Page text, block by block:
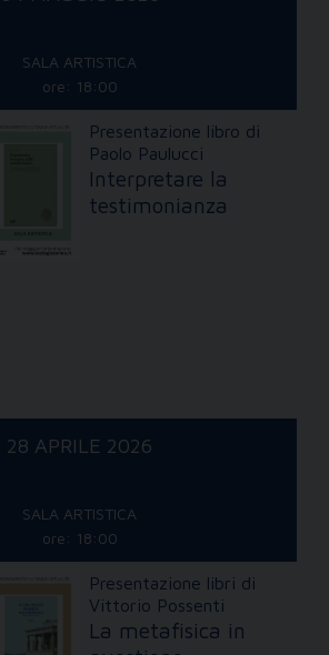
SALA ARTISTICA
ore: 18:00
Presentazione libro di
Paolo Paulucci
Interpretare la
testimonianza
28 APRILE 2026
SALA ARTISTICA
ore: 18:00
Presentazione libri di
Vittorio Possenti
La metafisica in